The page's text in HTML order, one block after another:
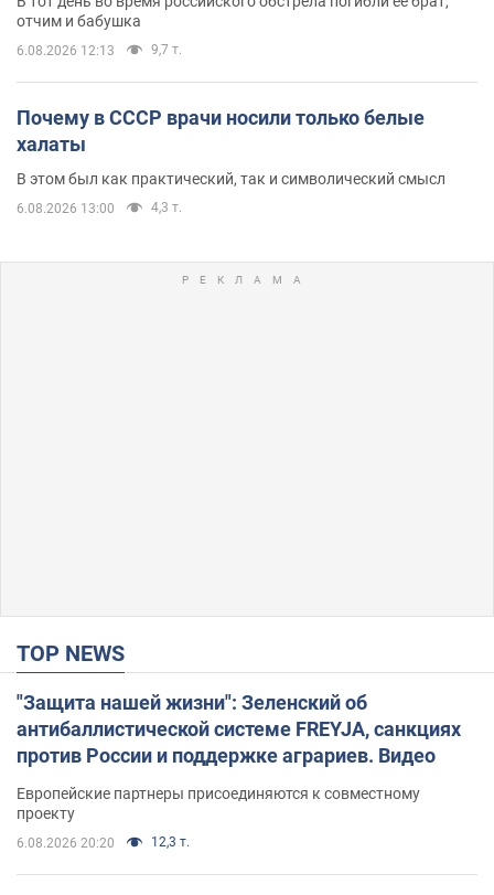
отчим и бабушка
6.08.2026 12:13 9,7 т.
Почему в СССР врачи носили только белые
халаты
В этом был как практический, так и символический смысл
6.08.2026 13:00 4,3 т.
TOP NEWS
"Защита нашей жизни": Зеленский об
антибаллистической системе FREYJA, санкциях
против России и поддержке аграриев. Видео
Европейские партнеры присоединяются к совместному
проекту
6.08.2026 20:20 12,3 т.